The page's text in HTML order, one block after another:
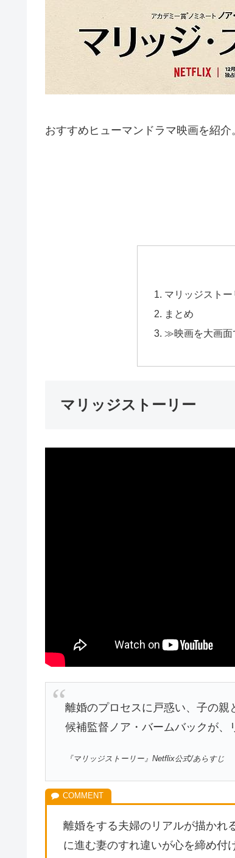
おすすめヒューマンドラマ映画を紹介
マリッジストー
まとめ
≫映画を大画面
マリッジストーリー
離婚のプロセスに戸惑い、子の
候補監督ノア・バームバックが、
『マリッジストーリー』Netflix公式/あらすじ
離婚をする夫婦のリアルが描かれ
に進む妻のすれ違いが心を締め付